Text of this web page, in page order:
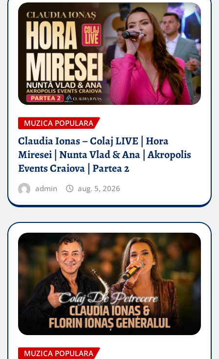
MUZICA POPULARA
Claudia Ionas – Colaj LIVE | Hora
Miresei | Nunta Vlad & Ana | Akropolis
Events Craiova | Partea 2
admin aug. 5, 2026
MUZICA POPULARA